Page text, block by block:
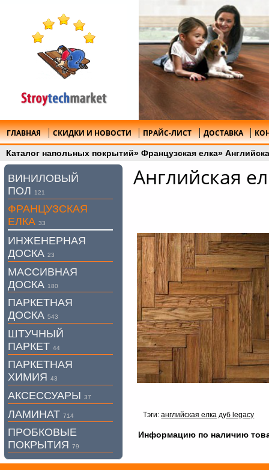
ГЛАВНАЯ СКИДКИ И НОВОСТИ ПРАЙС-ЛИСТ ДОСТАВКА
Каталог напольных покрытий» Французская елка»
Английская
Тэги:английская елка дуб legacy
Информацию по наличию
ВИНИЛОВЫЙ
ПОЛ
121
ФРАНЦУЗСКАЯ
ЕЛКА 33
ИНЖЕНЕРНАЯ
ДОСКА 23
МАССИВНАЯ
ДОСКА 180
ПАРКЕТНАЯ
ДОСКА 543
ШТУЧНЫЙ
ПАРКЕТ 44
ПАРКЕТНАЯ
ХИМИЯ 43
АКСЕССУАРЫ 37
ЛАМИНАТ 714
ПРОБКОВЫЕ
ПОКРЫТИЯ 79